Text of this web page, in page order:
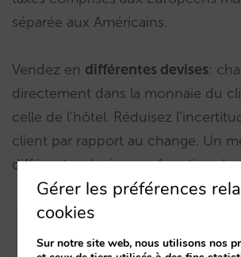
séparée aux Américains.
Vendez en différentes devises:
directement dans la monnaie du
celle de l’hôtel. Réduisez
client par rapport au change. Un
différentes devises en fonction du
Gérer les préférences
cookies
Sur notre site web, nous utilisons nos